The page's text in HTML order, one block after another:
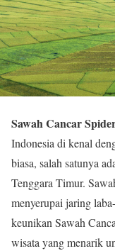
Sawah Cancar
Indonesia di kenal
biasa, salah satunya
Tenggara Timur.
menyerupai jaring
keunikan Sawah
wisata yang menarik